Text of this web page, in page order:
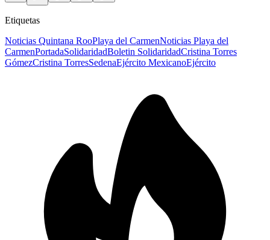
Etiquetas
Noticias Quintana RooPlaya del CarmenNoticias Playa del
CarmenPortadaSolidaridadBoletin SolidaridadCristina Torres
GómezCristina TorresSedenaEjército MexicanoEjército